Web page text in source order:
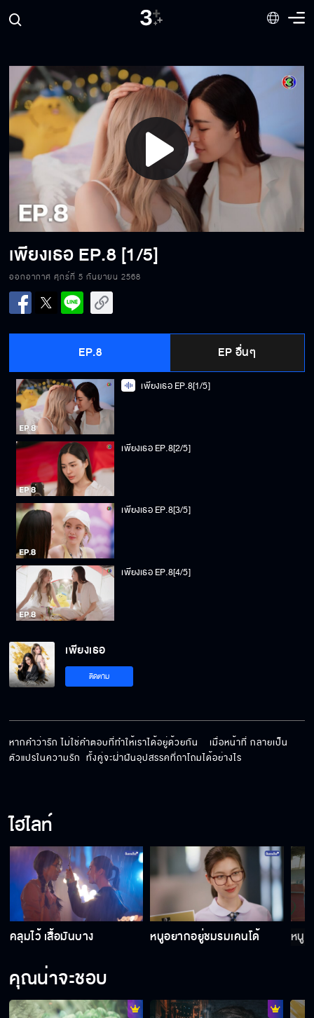
Play
Video
เพียงเธอEP.8 [1/5]
ออกอากาศ ศุกร์ที่ 5 กันยายน 2568
EP.8 EP อื่นๆ
เพียงเธอ EP.8[1/5]
เพียงเธอ EP.8[2/5]
เพียงเธอ EP.8[3/5]
เพียงเธอ EP.8[4/5]
เพียงเธอ
ติดตาม
หากคำว่ารัก ไม่ใช่คำตอบที่ทำให้เราได้อยู่ด้วยกัน    เมื่อหน้าที่ กลายเป็น
ตัวแปรในความรัก  ทั้งคู่จะฝ่าฝันอุปสรรคที่ถาโถมได้อย่างไร
ไฮไลท์
คลุมไว้ เสื้อมันบาง หนูอยากอยู่ชมรมเคนโด้ หนูจ
คุณน่าจะชอบ